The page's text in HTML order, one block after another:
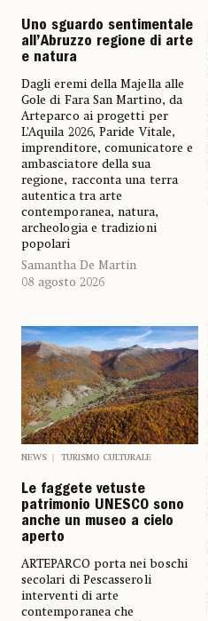
Uno sguardo sentimentale
all’Abruzzo regione di arte
e natura
Dagli eremi della Majella alle
Gole di Fara San Martino, da
Arteparco ai progetti per
L’Aquila 2026, Paride Vitale,
imprenditore, comunicatore e
ambasciatore della sua
regione, racconta una terra
autentica tra arte
contemporanea, natura,
archeologia e tradizioni
popolari
Samantha De Martin
08 agosto 2026
NEWS TURISMO CULTURALE
Le faggete vetuste
patrimonio UNESCO sono
anche un museo a cielo
aperto
ARTEPARCO porta nei boschi
secolari di Pescasseroli
interventi di arte
contemporanea che